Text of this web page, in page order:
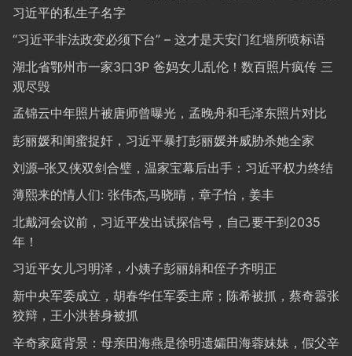
习近平的私生子名字
“习近平非法政变必须下台” – 这才是天安门红墙所喷标语
湖北省鄂州市一家3口3P 爸妈女儿乱伦！数百照片疯传 三
观尽毁
孟锦云中年照片被唐师曾曝光，孟晚舟和毛泽东照片对比
彭丽媛和闺蜜捉奸，习近平暴打彭丽媛并威胁杀她全家
刘源–张又侠双剑合璧，温家宝幕后出手：习近平权力终结
薄熙来的情人们: 张伟杰,马晓晴，章子怡，姜丰
北戴河会议前，习近平发出试探信号，自己要干到2035
年！
习近平女儿习明泽，小姨子彭丽娟和侄子齐明正
新中央军委成立，胡春华任军委主席；陈希被抓，蔡奇嚣张
狡辩，王小洪替身被抓
辛奇家庭背景：母亲田海燕是徐明遗孀田海蓉妹妹，假父辛